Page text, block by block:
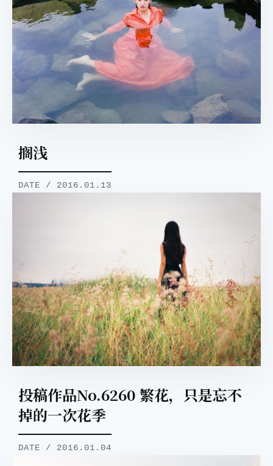
搁浅
DATE / 2016.01.13
投稿作品No.6260 繁花，只是忘不
掉的一次花季
DATE / 2016.01.04